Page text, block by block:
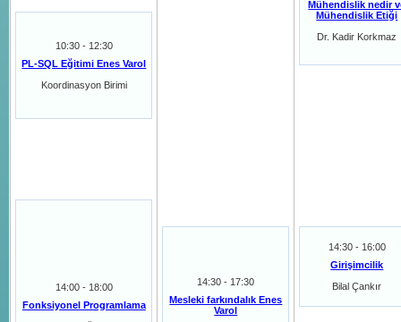
10:30 - 12:30
PL-SQL Eğitimi Enes Varol
Koordinasyon Birimi
14:00 - 18:00
Fonksiyonel Programlama
14:30 - 17:30
Mesleki farkındalık Enes
Varol
Mühendislik nedir
Mühendislik Etiği
Dr. Kadir Korkmaz
14:30 - 16:00
Girişimcilik
Bilal Çankır